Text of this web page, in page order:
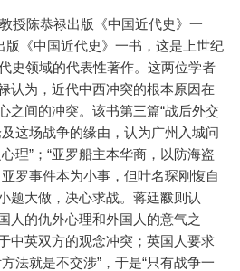
授陈恭禄出版《中国近代史》一
版《中国近代史》一书，这是上世纪
史领域的代表性著作。这两位学者
认为，近代中西冲突的根本原因在
之间的冲突。该书第三篇“战后外交
这场战争的缘由，认为广州入城问
理”；“亚罗船主本华商，以防海盗
罗事件本为小事，但叶名琛刚愎自
题大做，决心求战。蒋廷黻则认
人的仇外心理和外国人的意气之
中英双方的观念冲突；英国人要求
法就是不交涉”，于是“只有战争一